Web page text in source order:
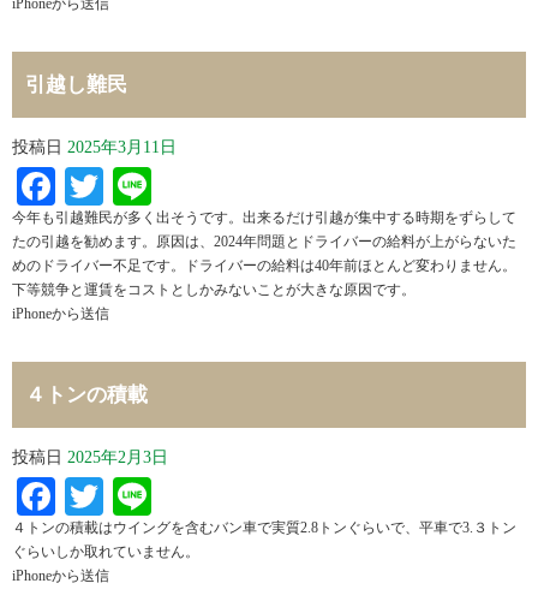
引越し難民
投稿日 2025年3月11日
Facebook
Twitter
今年も引越難民が多く出そうです。出来るだけ引越が集中する時期をずらして
たの引越を勧めます。原因は、2024年問題とドライバーの給料が上がらないた
めのドライバー不足です。ドライバーの給料は40年前ほとんど変わりません。
下等競争と運賃をコストとしかみないことが大きな原因です。
iPhoneから送信
４トンの積載
投稿日 2025年2月3日
Facebook
Twitter
４トンの積載はウイングを含むバン車で実質2.8トンぐらいで、平車で3.３トン
ぐらいしか取れていません。
iPhoneから送信